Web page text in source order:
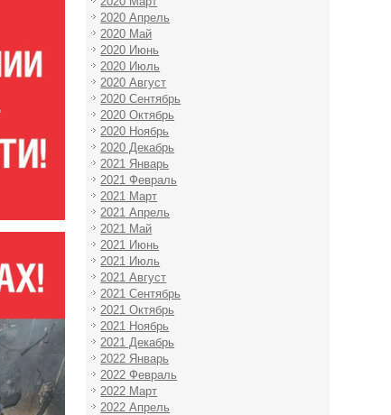
2020 Апрель
2020 Май
2020 Июнь
2020 Июль
2020 Август
2020 Сентябрь
2020 Октябрь
2020 Ноябрь
2020 Декабрь
2021 Январь
2021 Февраль
2021 Март
2021 Апрель
2021 Май
2021 Июнь
2021 Июль
2021 Август
2021 Сентябрь
2021 Октябрь
2021 Ноябрь
2021 Декабрь
2022 Январь
2022 Февраль
2022 Март
2022 Апрель